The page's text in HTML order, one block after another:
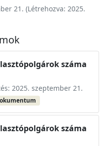
21. (Létrehozva: 2025.
száma
2025. szeptember 21.
száma